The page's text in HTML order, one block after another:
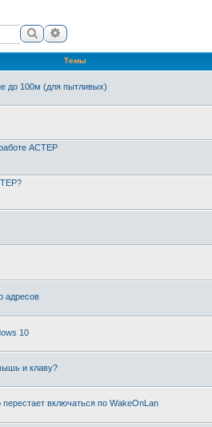
ПоискРасширенный поиск
Темы
до 100м (для пытливых)
АСТЕР
адресов
10
и клаву?
включаться по WakeOnLan